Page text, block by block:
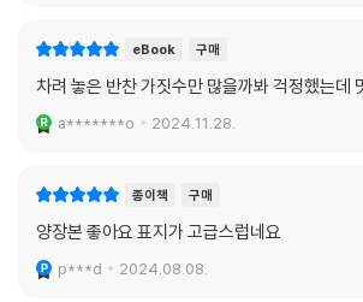
eBook 구매
차려 놓은 반찬 가짓수만 많을까봐 걱정했는데
a*******o 2024.11.28.
종이책 구매
양장본 좋아요 표지가 고급스럽네요
p***d 2024.08.08.